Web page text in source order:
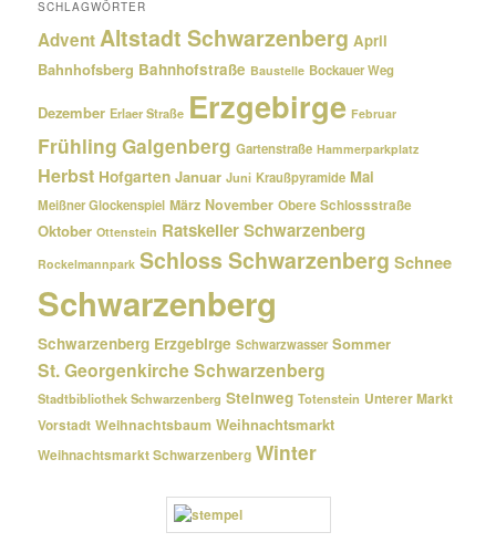
SCHLAGWÖRTER
AdventAltstadt Schwarzenberg April
Bahnhofsberg Bahnhofstraße Baustelle Bockauer Weg
Dezember Erlaer Straße Erzgebirge Februar
Frühling Galgenberg Gartenstraße Hammerparkplatz
Herbst Hofgarten Januar Juni Kraußpyramide Mai
Meißner Glockenspiel März November Obere Schlossstraße
Oktober Ottenstein Ratskeller Schwarzenberg
Rockelmannpark Schloss Schwarzenberg Schnee
Schwarzenberg
Schwarzenberg Erzgebirge Schwarzwasser Sommer
St. Georgenkirche Schwarzenberg
Stadtbibliothek Schwarzenberg Steinweg Totenstein Unterer Markt
Vorstadt Weihnachtsbaum Weihnachtsmarkt
Weihnachtsmarkt Schwarzenberg Winter